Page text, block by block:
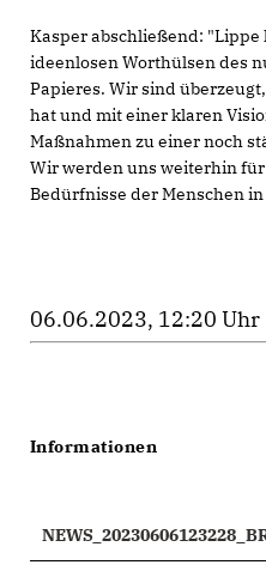
Kasper abschließend:
ideenlosen Worthülsen des
Papieres. Wir sind
hat und mit einer klaren
Maßnahmen zu einer noch
Wir werden uns weiterhin
Bedürfnisse der Menschen
06.06.2023, 12:20 Uhr
Informationen